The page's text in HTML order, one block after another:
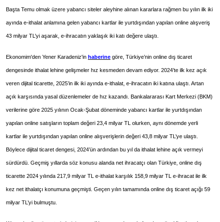
Başta Temu olmak üzere yabancı siteler aleyhine alınan kararlara rağmen bu yılın ilk iki
ayında e-ithalat anlamına gelen yabancı kartlar ile yurtdışından yapılan online alışveriş
43 milyar TL’yi aşarak, e-ihracatın yaklaşık iki katı değere ulaştı.
Ekonomim'den Yener Karadeniz'in haberine göre, Türkiye’nin online dış ticaret
dengesinde ithalat lehine gelişmeler hız kesmeden devam ediyor. 2024’te ilk kez açık
veren dijital ticarette, 2025’in ilk iki ayında e-ithalat, e-ihracatın iki katına ulaştı. Artan
açık karşısında yasal düzenlemeler de hız kazandı. Bankalararası Kart Merkezi (BKM)
verilerine göre 2025 yılının Ocak-Şubat döneminde yabancı kartlar ile yurtdışından
yapılan online satışların toplam değeri 23,4 milyar TL olurken, aynı dönemde yerli
kartlar ile yurtdışından yapılan online alışverişlerin değeri 43,8 milyar TL’ye ulaştı.
Böylece dijital ticaret dengesi, 2024’ün ardından bu yıl da ithalat lehine açık vermeyi
sürdürdü. Geçmiş yıllarda söz konusu alanda net ihracatçı olan Türkiye, online dış
ticarette 2024 yılında 217,9 milyar TL e-ithalat karşılık 158,9 milyar TL e-ihracat ile ilk
kez net ithalatçı konumuna geçmişti. Geçen yılın tamamında online dış ticaret açığı 59
milyar TL’yi bulmuştu.